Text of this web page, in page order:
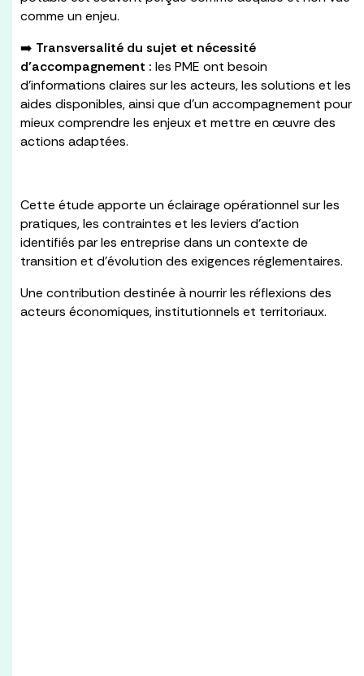
comme un enjeu.
➡️ Transversalité du sujet et nécessité
d’accompagnement : les PME ont besoin
d’informations claires sur les acteurs, les solutions et les
aides disponibles, ainsi que d’un accompagnement pour
mieux comprendre les enjeux et mettre en œuvre des
actions adaptées.
Cette étude apporte un éclairage opérationnel sur les
pratiques, les contraintes et les leviers d’action
identifiés par les entreprise dans un contexte de
transition et d’évolution des exigences réglementaires.
Une contribution destinée à nourrir les réflexions des
acteurs économiques, institutionnels et territoriaux.